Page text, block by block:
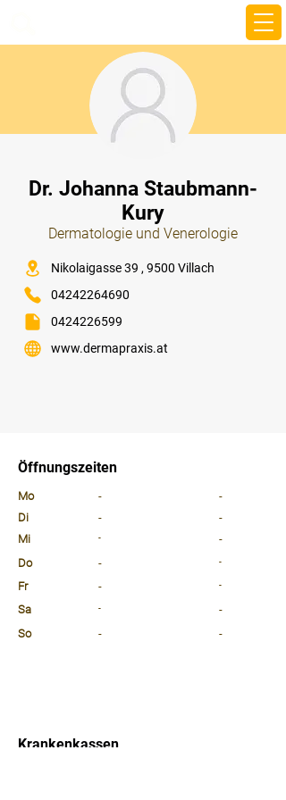
Dr. Johanna Staubmann-
Kury
Dermatologie und Venerologie
Nikolaigasse 39 , 9500 Villach
04242264690
0424226599
www.dermapraxis.at
Öffnungszeiten
Mo
-
-
Di
-
-
Mi
-
-
Do
- -
Fr - -
Sa -
-
So
-
-
Krankenkassen